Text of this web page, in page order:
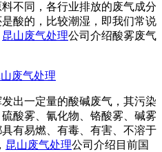
不同，各行业排放的废气成分
酸的，比较潮湿，即我们常说
昆山废气处理公司介绍酸雾废气
一定量的酸碱废气，其污染
酸雾、氰化物、铬酸雾、碱雾
有易燃、有毒、有害、不溶于
昆山废气处理公司介绍目前国